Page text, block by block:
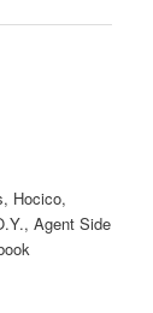
Hocico,
Agent Side